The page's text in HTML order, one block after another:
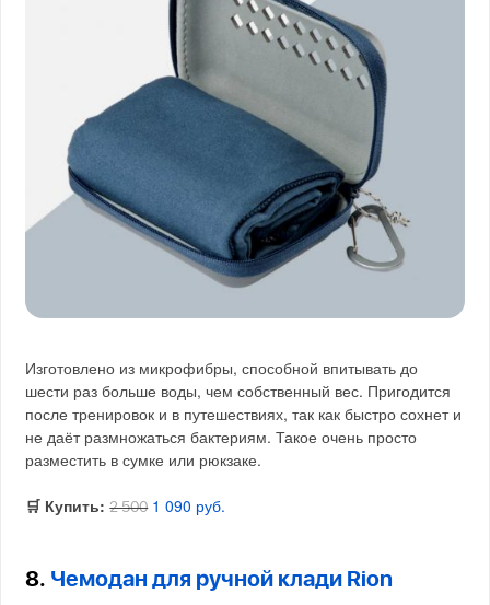
Изготовлено из микрофибры, способной впитывать до
шести раз больше воды, чем собственный вес. Пригодится
после тренировок и в путешествиях, так как быстро сохнет и
не даёт размножаться бактериям. Такое очень просто
разместить в сумке или рюкзаке.
🛒 Купить: 2 500 1 090 руб.
8. Чемодан для ручной клади Rion